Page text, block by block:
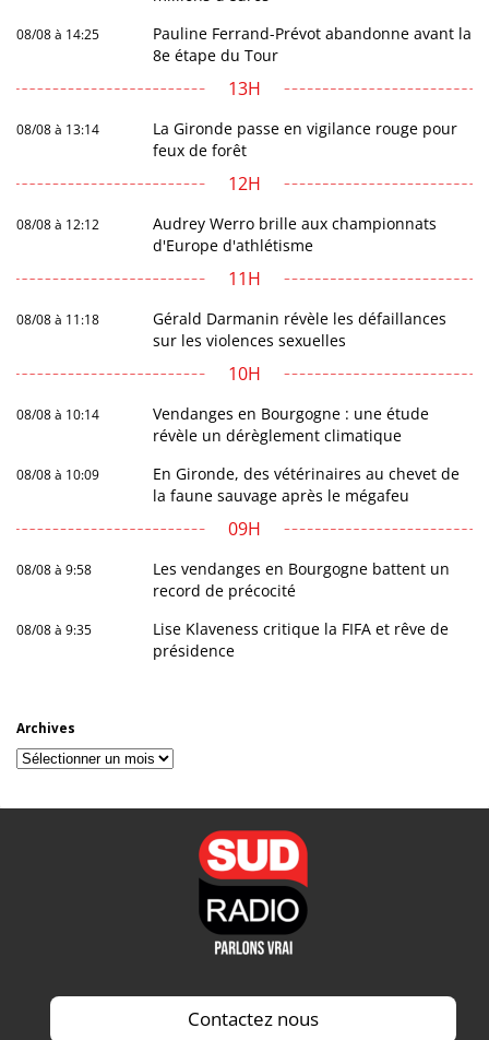
08/08 à 14:25
Pauline Ferrand-Prévot abandonne avant la
8e étape du Tour
13H
08/08 à 13:14
La Gironde passe en vigilance rouge pour
feux de forêt
12H
08/08 à 12:12
Audrey Werro brille aux championnats
d'Europe d'athlétisme
11H
08/08 à 11:18
Gérald Darmanin révèle les défaillances
sur les violences sexuelles
10H
08/08 à 10:14
Vendanges en Bourgogne : une étude
révèle un dérèglement climatique
08/08 à 10:09
En Gironde, des vétérinaires au chevet de
la faune sauvage après le mégafeu
09H
08/08 à 9:58
Les vendanges en Bourgogne battent un
record de précocité
08/08 à 9:35
Lise Klaveness critique la FIFA et rêve de
présidence
Archives
Archives
Contactez nous